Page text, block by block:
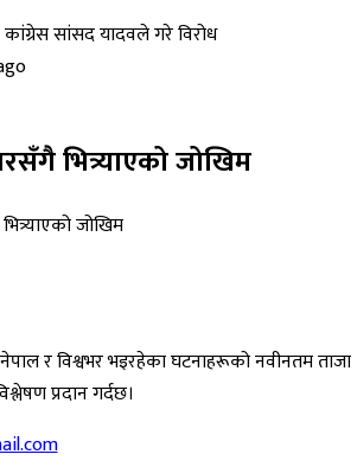
भित्र्याएको जोखिम
र विश्वभर भइरहेका घटनाहरूको नवीनतम ताजा
प्रदान गर्दछ।